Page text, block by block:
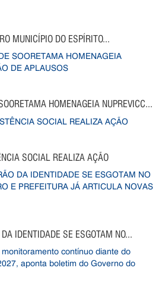
MUNICÍPIO DO ESPÍRITO...
HOMENAGEIA NUPREVICC...
SOCIAL REALIZA AÇÃO
IDENTIDADE SE ESGOTAM NO...